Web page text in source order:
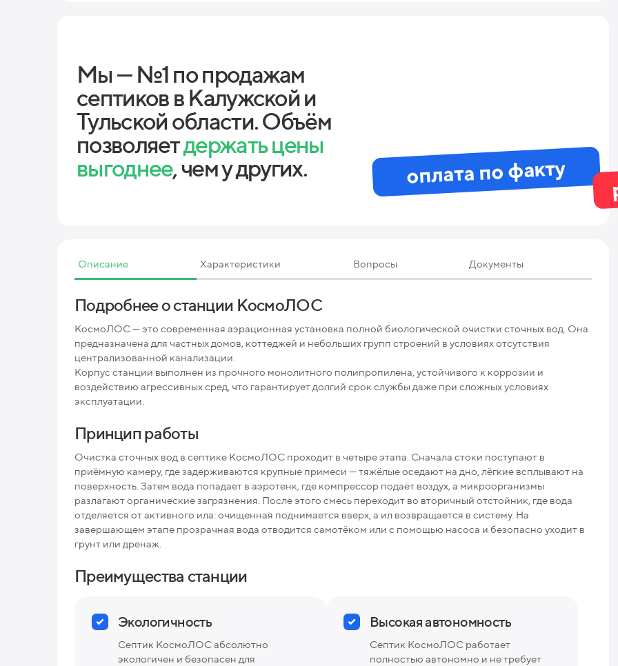
Мы — №1 по продажам
септиков в Калужской и
Тульской области. Объём
позволяетдержать цены
выгоднее, чем у других. оплата по факту
Описание Характеристики Вопросы Документы
Подробнее о станции КосмоЛОС
КосмоЛОС — это современная аэрационная установка полной биологической очистки сточных вод. Она
предназначена для частных домов, коттеджей и небольших групп строений в условиях отсутствия
централизованной канализации.
Корпус станции выполнен из прочного монолитного полипропилена, устойчивого к коррозии и
воздействию агрессивных сред, что гарантирует долгий срок службы даже при сложных условиях
эксплуатации.
Принцип работы
Очистка сточных вод в септике КосмоЛОС проходит в четыре этапа. Сначала стоки поступают в
приёмную камеру, где задерживаются крупные примеси — тяжёлые оседают на дно, лёгкие всплывают на
поверхность. Затем вода попадает в аэротенк, где компрессор подаёт воздух, а микроорганизмы
разлагают органические загрязнения. После этого смесь переходит во вторичный отстойник, где вода
отделяется от активного ила: очищенная поднимается вверх, а ил возвращается в систему. На
завершающем этапе прозрачная вода отводится самотёком или с помощью насоса и безопасно уходит в
грунт или дренаж.
Преимущества станции
Экологичность
Септик КосмоЛОС абсолютно
экологичен и безопасен для
Высокая автономность
Септик КосмоЛОС работает
полностью автономно и не требует